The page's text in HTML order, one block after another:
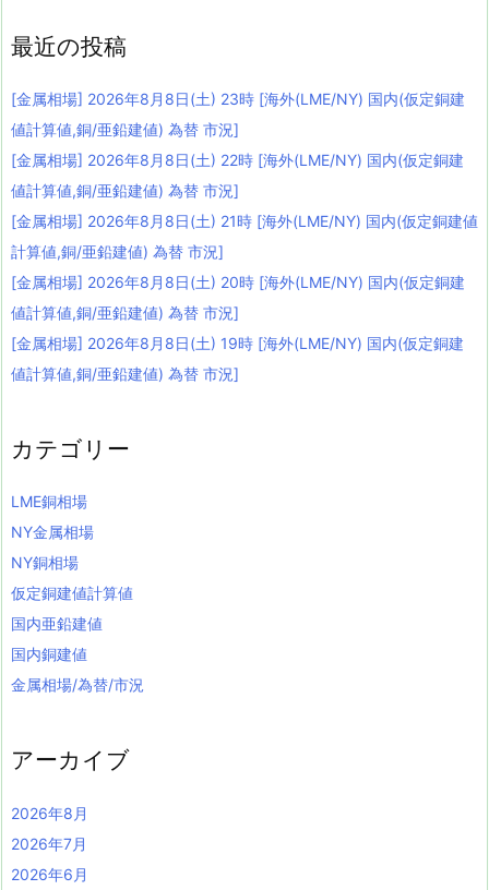
最近の投稿
[金属相場] 2026年8月8日(土) 23時 [海外(LME/NY) 国内(仮定銅建
値計算値,銅/亜鉛建値) 為替 市況]
[金属相場] 2026年8月8日(土) 22時 [海外(LME/NY) 国内(仮定銅建
値計算値,銅/亜鉛建値) 為替 市況]
[金属相場] 2026年8月8日(土) 21時 [海外(LME/NY) 国内(仮定銅建値
計算値,銅/亜鉛建値) 為替 市況]
[金属相場] 2026年8月8日(土) 20時 [海外(LME/NY) 国内(仮定銅建
値計算値,銅/亜鉛建値) 為替 市況]
[金属相場] 2026年8月8日(土) 19時 [海外(LME/NY) 国内(仮定銅建
値計算値,銅/亜鉛建値) 為替 市況]
カテゴリー
LME銅相場
NY金属相場
NY銅相場
仮定銅建値計算値
国内亜鉛建値
国内銅建値
金属相場/為替/市況
アーカイブ
2026年8月
2026年7月
2026年6月